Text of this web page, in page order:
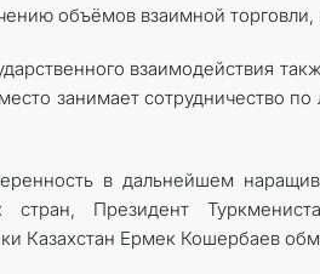
объёмов взаимной
взаимодействия
занимает сотрудничество
в дальнейшем
стран, Президент
Казахстан Ермек Кошербаев